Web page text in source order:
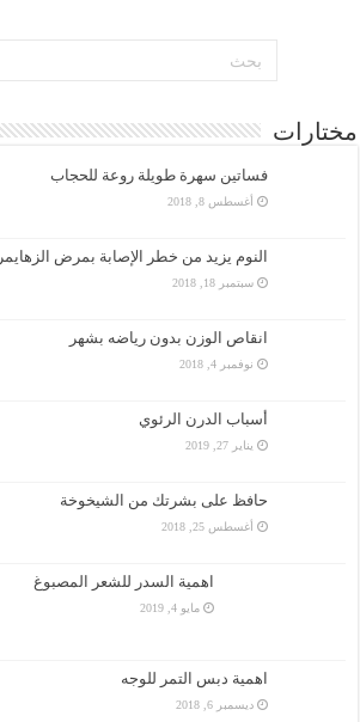
مختارات
فساتين سهرة طويلة روعة للحجاب
أغسطس 8, 2018
النوم يزيد من خطر الإصابة بمرض الزهايمر
سبتمبر 18, 2018
انقاص الوزن بدون رياضه بشهر
نوفمبر 4, 2018
أسباب الدرن الرئوي
يناير 27, 2019
حافظ على بشرتك من الشيخوخة
أغسطس 25, 2018
اهمية السدر للشعر المصبوغ
مايو 4, 2019
اهمية دبس التمر للوجه
ديسمبر 6, 2018